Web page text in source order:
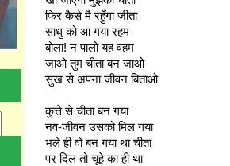
फिर कैसे मै रहुँगा जीता
साधु को आ गया रहम
बोला! न पालो यह वहम
जाओ तुम चीता बन जाओ
सुख से अपना जीवन बिताओ
कुत्ते से चीता बन गया
नव-जीवन उसको मिल गया
भले ही वो बन गया था चीता
पर दिल तो चूहे का ही था